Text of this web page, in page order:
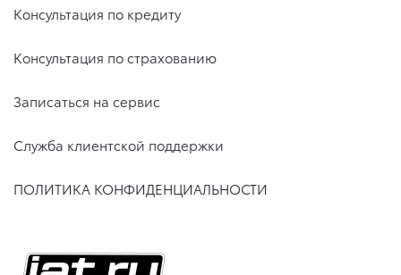
Консультация по кредиту
Консультация по страхованию
Записаться на сервис
Служба клиентской поддержки
ПОЛИТИКА КОНФИДЕНЦИАЛЬНОСТИ